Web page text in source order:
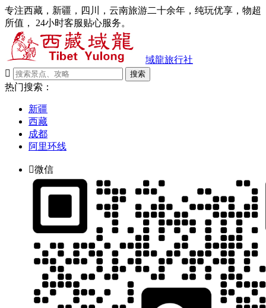
专注西藏，新疆，四川，云南旅游二十余年，纯玩优享，物超
所值， 24小时客服贴心服务。
域龍旅行社

搜索
热门搜索：
新疆
西藏
成都
阿里环线
微信